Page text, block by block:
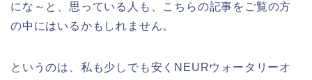
にな～と、思っている人も、こちらの記事をご覧の方
の中にはいるかもしれません。
というのは、私も少しでも安くNEURウォータリーオ